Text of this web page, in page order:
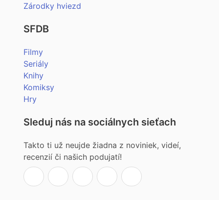
Zárodky hviezd
SFDB
Filmy
Seriály
Knihy
Komiksy
Hry
Sleduj nás na sociálnych sieťach
Takto ti už neujde žiadna z noviniek, videí,
recenzií či našich podujatí!